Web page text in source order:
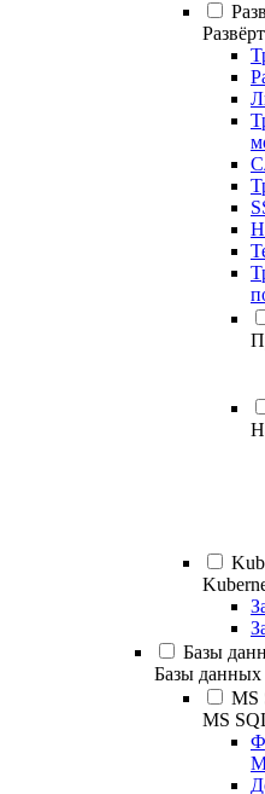
Базы
Базы данных
MS
MS